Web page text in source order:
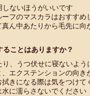
ないほうがいいです
のマスカラはおすすめ
ん中あたりから毛先に向
ることはありますか？
り、うつ伏せに寝ないよ
クステンションの向き
になる際は気をつけて
に濡らさないでください